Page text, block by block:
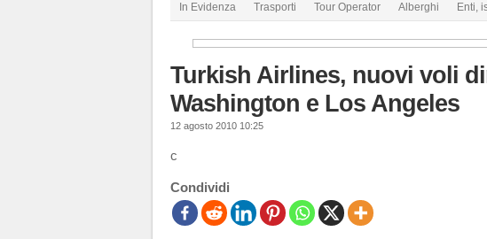
In Evidenza Trasporti Tour Operator Alberghi Enti,
Turkish Airlines, nuovi voli
Washington e Los Angeles
12 agosto 2010 10:25
c
Condividi